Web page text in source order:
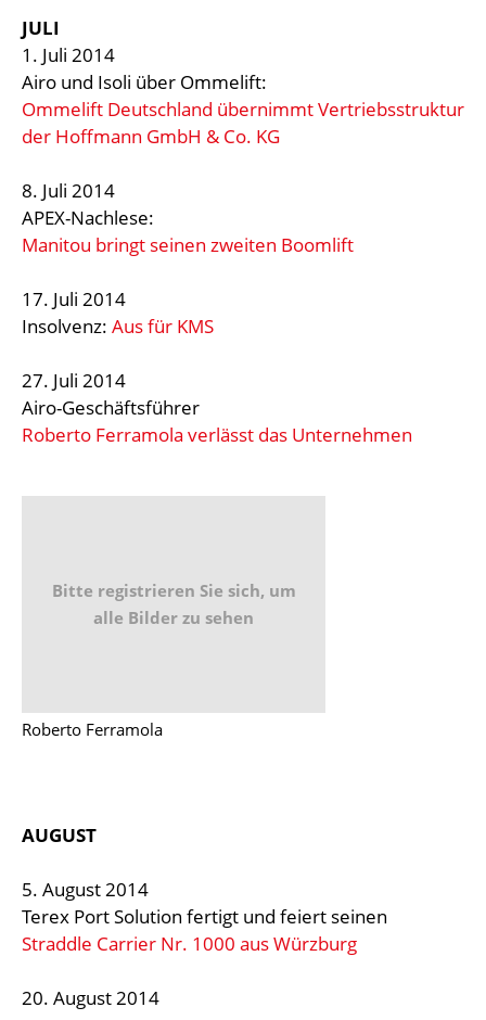
JULI
1. Juli 2014
Airo und Isoli über Ommelift:
Ommelift Deutschland übernimmt Vertriebsstruktur
der Hoffmann GmbH & Co. KG
8. Juli 2014
APEX-Nachlese:
Manitou bringt seinen zweiten Boomlift
17. Juli 2014
Insolvenz: Aus für KMS
27. Juli 2014
Airo-Geschäftsführer
Roberto Ferramola verlässt das Unternehmen
Bitte registrieren Sie sich, um
alle Bilder zu sehen
Roberto Ferramola
AUGUST
5. August 2014
Terex Port Solution fertigt und feiert seinen
Straddle Carrier Nr. 1000 aus Würzburg
20. August 2014